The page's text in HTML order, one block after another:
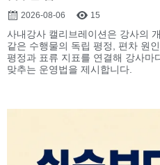
2026-08-06 15
사내강사 캘리브레이션은 강사의
같은 수행물의 독립 평정, 편차 원
평정과 표류 지표를 연결해 강사마
맞추는 운영법을 제시합니다.